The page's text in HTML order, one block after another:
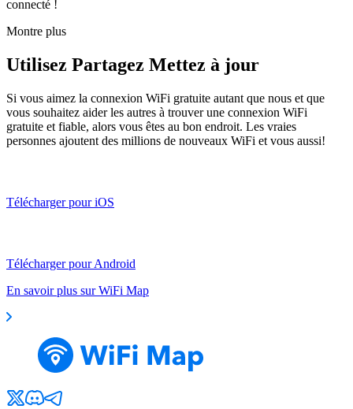
connecté !
Montre plus
Utilisez Partagez Mettez à jour
Si vous aimez la connexion WiFi gratuite autant que nous et que
vous souhaitez aider les autres à trouver une connexion WiFi
gratuite et fiable, alors vous êtes au bon endroit. Les vraies
personnes ajoutent des millions de nouveaux WiFi et vous aussi!
Télécharger pour iOS
Télécharger pour Android
En savoir plus sur WiFi Map